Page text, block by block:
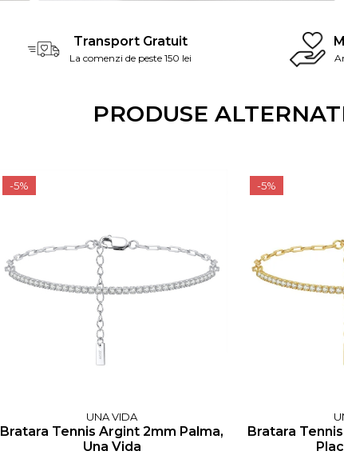
Transport Gratuit
La comenzi de peste 150 lei
PRODUSE
-5%
UNA VIDA
Bratara Tennis Argint 2mm Palma,
Una Vida
-5%
Bratara